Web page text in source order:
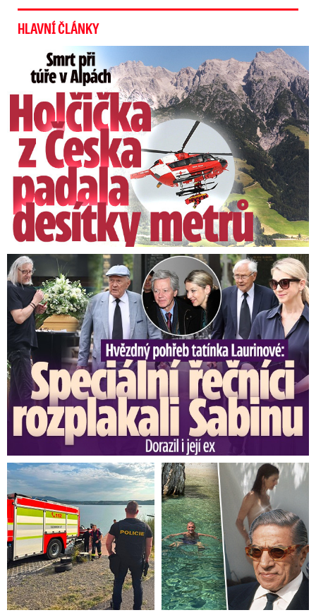
HLAVNÍ ČLÁNKY
Smrt Češky v Alpách: Zemřela při túře s rodiči
Speciální řečníci nad rakví Laurina: Rozbrečeli i dceru